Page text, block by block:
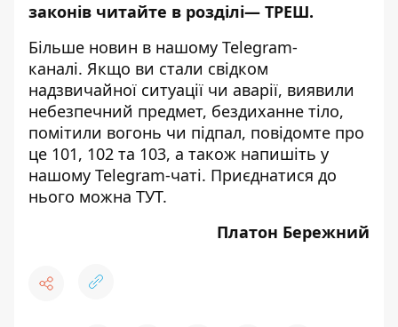
законів читайте в розділі— ТРЕШ.
Більше новин в нашому Telegram-
каналі. Якщо ви стали свідком
надзвичайної ситуації чи аварії, виявили
небезпечний предмет, бездиханне тіло,
помітили вогонь чи підпал, повідомте про
це 101, 102 та 103, а також напишіть у
нашому Telegram-чаті. Приєднатися до
нього можна ТУТ.
Платон Бережний